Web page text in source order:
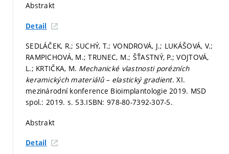
Abstrakt
Detail
SEDLÁČEK, R.; SUCHÝ, T.; VONDROVÁ, J.; LUKÁŠOVÁ, V.;
RAMPICHOVÁ, M.; TRUNEC, M.; ŠŤASTNÝ, P.; VOJTOVÁ,
L.; KRTIČKA, M. Mechanické vlastnosti porézních
keramických materiálů – elastický gradient.XI.
mezinárodní konference Bioimplantologie 2019. MSD
spol.: 2019. s. 53.ISBN: 978-80-7392-307-5.
Abstrakt
Detail